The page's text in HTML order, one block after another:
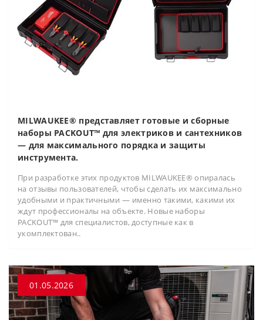
MILWAUKEE® представляет готовые и сборные
наборы PACKOUT™ для электриков и сантехников
— для максимального порядка и защиты
инструмента.
При разработке этих продуктов MILWAUKEE® опиралась
на отзывы пользователей, чтобы сделать их максимально
удобными и практичными — именно такими, какими их
ждут профессионалы на объекте. Новые наборы
PACKOUT™ для специалистов, доступные как в
укомплектован..
01.05.2026